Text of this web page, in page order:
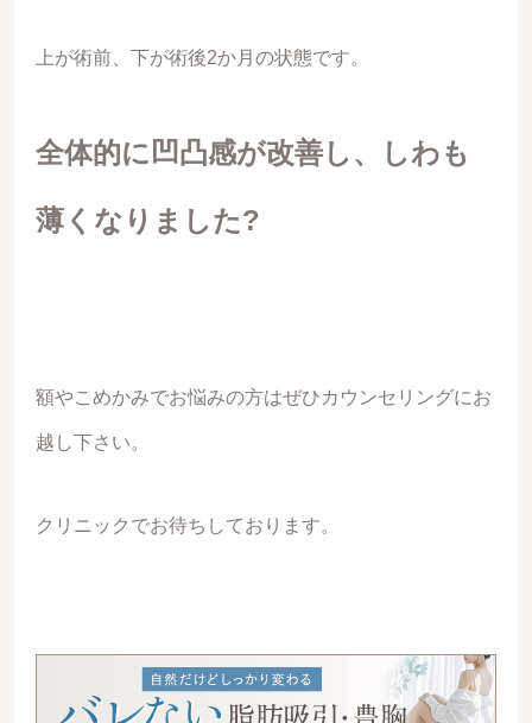
上が術前、下が術後2か月の状態です。
全体的に凹凸感が改善し、しわも
薄くなりました?
額やこめかみでお悩みの方はぜひカウンセリングにお
越し下さい。
クリニックでお待ちしております。